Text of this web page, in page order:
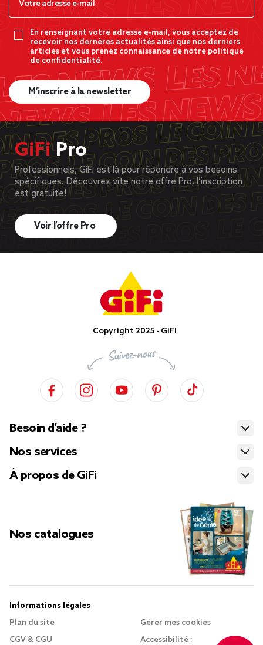
En renseignant votre adresse e-mail, vous acceptez de
recevoir nos dernères actualités ainsi que nos derniers
articles et vous prenez connaissance de notre politique
de confidentialité.
M’inscrire à la newsletter
GiFiPro
Professionnels, GiFi est là pour répondre à vos besoins
spécifiques. Découvrez vite notre offre Pro, l’inscription
est gratuite!
Voir l’offre Pro
Copyright 2025 - GiFi
Besoin d’aide ?
Nos services
À propos de GiFi
Nos catalogues
Informations légales
Plan du site
CGV & CGU
Gérer mes cookies
Accessibilité :